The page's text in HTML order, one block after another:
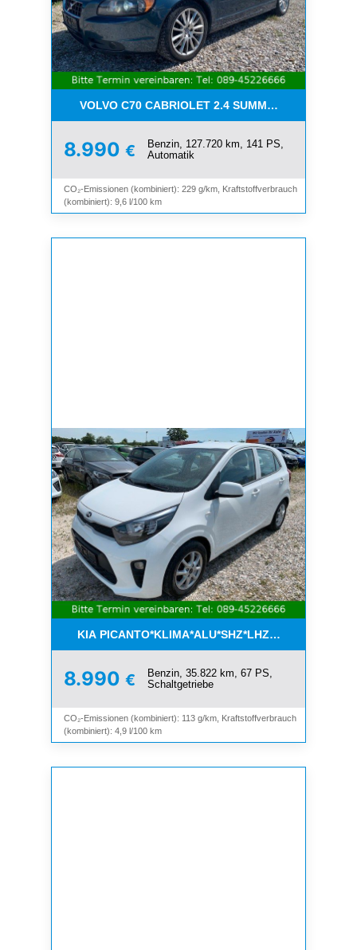
VOLVO C70 CABRIOLET 2.4
8.990 €
Benzin, 127.720 km, 141 PS,
Automatik
CO₂-Emissionen (kombiniert): 229 g/km, Kraftstoffverbrauch
(kombiniert): 9,6 l/100 km
KIA PICANTO*KLIMA*ALU*SHZ*LHZ*BLUETOOTH*
8.990 €
Benzin, 35.822 km, 67 PS,
Schaltgetriebe
CO₂-Emissionen (kombiniert): 113 g/km, Kraftstoffverbrauch
(kombiniert): 4,9 l/100 km